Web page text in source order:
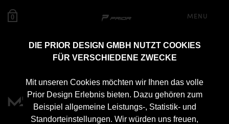
DIE PRIOR DESIGN GMBH NUTZT COOKIES
FÜR VERSCHIEDENE ZWECKE
Mit unseren Cookies möchten wir Ihnen das volle
Prior Design Erlebnis bieten. Dazu gehören zum
Beispiel allgemeine Leistungs-, Statistik- und
Standorteinstellungen. Wir würden uns freuen,
0 MENU
Unsere Partner